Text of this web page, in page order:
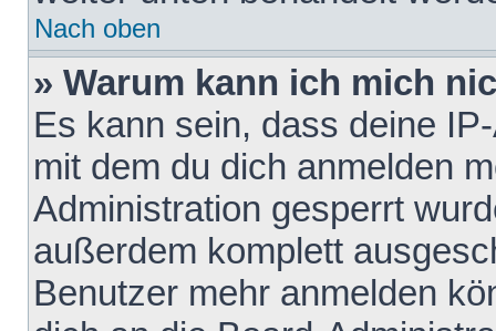
Nach oben
» Warum kann ich mich
Es kann sein, dass deine
mit dem du dich anmelden
Administration gesperrt
außerdem komplett
Benutzer mehr anmelden